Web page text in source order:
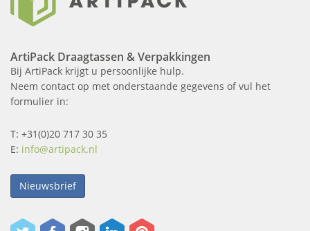
ArtiPack Draagtassen & Verpakkingen
Bij ArtiPack krijgt u persoonlijke hulp.
Neem contact op met onderstaande gegevens of vul het
formulier in:
T: +31(0)20 717 30 35
E: info@artipack.nl
Nieuwsbrief